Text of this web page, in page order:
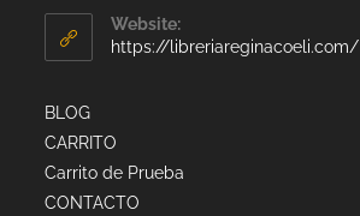
Website:
https://libreriareginacoeli.com/
BLOG
CARRITO
Carrito de Prueba
CONTACTO